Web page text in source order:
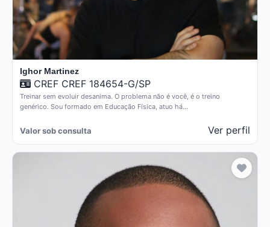
Ighor Martinez
CREF CREF 184654-G/SP
Treinar sem evoluir desanima. O problema não é você, é o treino
genérico. Sou formado em Educação Física, atuo há…
Valor sob consulta Ver perfil